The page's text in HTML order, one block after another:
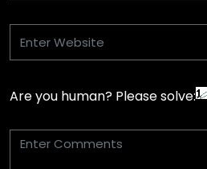
Are you human? Please solve: